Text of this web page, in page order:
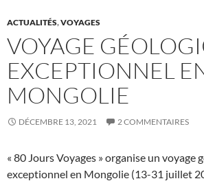
ACTUALITÉS,VOYAGES
VOYAGE
EXCEPTIONNEL
MONGOLIE
DÉCEMBRE 13, 2021 2 COMMENTAIRES
« 80 Jours Voyages » organise un voyage
exceptionnel en Mongolie (13-31 juillet